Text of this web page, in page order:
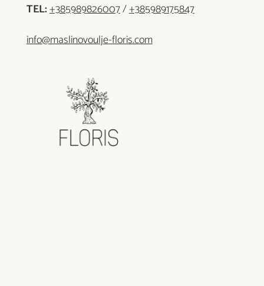
TEL:+385989826007/+385989175847
info@maslinovoulje-floris.com